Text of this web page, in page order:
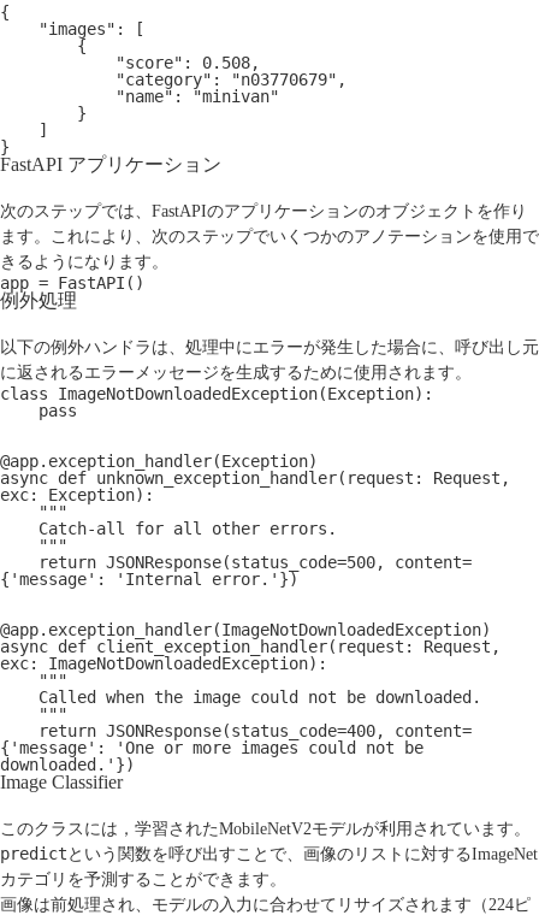
{
"images": [
{
"score": 0.508,
"category": "n03770679",
"name": "minivan"
}
]
}
FastAPI アプリケーション
次のステップでは、FastAPIのアプリケーションのオブジェクトを作り
ます。これにより、次のステップでいくつかのアノテーションを使用で
きるようになります。
app = FastAPI()
例外処理
以下の例外ハンドラは、処理中にエラーが発生した場合に、呼び出し元
に返されるエラーメッセージを生成するために使用されます。
class ImageNotDownloadedException(Exception):
pass
@app.exception_handler(Exception)
async def unknown_exception_handler(request: Request,
exc: Exception):
"""
Catch-all for all other errors.
"""
{'message': 'Internal error.'})
@app.exception_handler(ImageNotDownloadedException)
async def client_exception_handler(request: Request,
exc: ImageNotDownloadedException):
"""
Called when the image could not be downloaded.
"""
{'message': 'One or more images could not be
downloaded.'})
Image Classifier
このクラスには，学習されたMobileNetV2モデルが利用されています。
predict という関数を呼び出すことで、画像のリストに対するImageNet
カテゴリを予測することができます。
画像は前処理され、モデルの入力に合わせてリサイズされます（224ピ